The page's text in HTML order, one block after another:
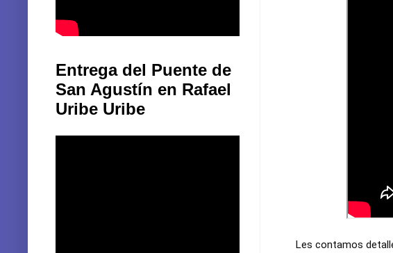
Les contamos
Entrega del Puente de
San Agustín en Rafael
Uribe Uribe